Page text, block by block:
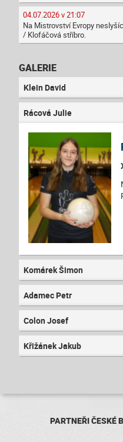
04.07.2026 v 21:07
Na Mistrovství Evropy
/ Klofáčová stříbro.
GALERIE
Klein David
Rácová Julie
Komárek Šimon
Adamec Petr
Colon Josef
Křižánek Jakub
PARTNEŘI ČESKÉ